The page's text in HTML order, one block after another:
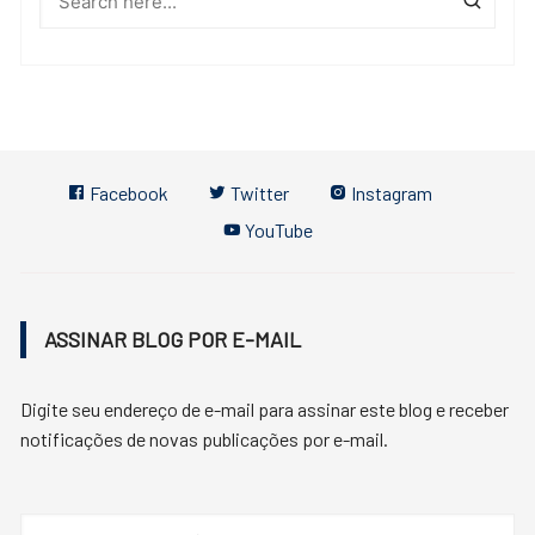
Facebook Twitter
Instagram
YouTube
ASSINAR BLOG POR E-MAIL
Digite seu endereço de e-mail para assinar este blog e receber
notificações de novas publicações por e-mail.